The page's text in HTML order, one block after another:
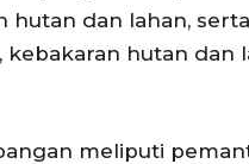
hutan dan lahan,
kebakaran hutan dan
meliputi